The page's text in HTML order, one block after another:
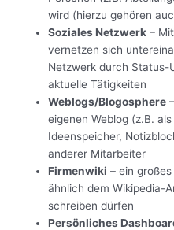
wird (hierzu gehören
Soziales Netzwerk –
vernetzen sich
Netzwerk durch Status-
aktuelle Tätigkeiten
Weblogs/Blogosphere
eigenen Weblog (z.B.
Ideenspeicher,
anderer Mitarbeiter
Firmenwiki – ein
ähnlich dem Wikipedia-
schreiben dürfen
Persönliches